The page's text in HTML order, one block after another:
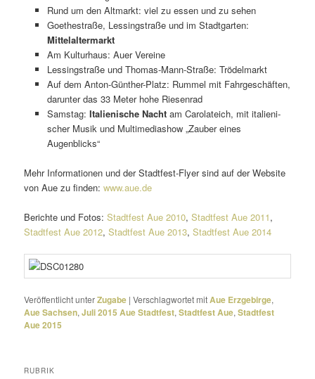
Rund um den Altmarkt: viel zu essen und zu sehen
Goethestraße, Lessingstraße und im Stadtgarten:
Mittelaltermarkt
Am Kulturhaus: Auer Vereine
Lessingstraße und Thomas-Mann-Straße: Trödelmarkt
Auf dem Anton-Günther-Platz: Rummel mit Fahrgeschäften,
darunter das 33 Meter hohe Riesenrad
Samstag: Italienische Nachtam Carolateich, mit italie­ni­
scher Musik und Multimediashow „Zauber eines
Augenblicks“
Mehr Informationen und der Stadtfest-Flyer sind auf der Website
von Aue zu finden:www.aue.de
Berichte und Fotos:Stadtfest Aue 2010,Stadtfest Aue 2011,
Stadtfest Aue 2012,Stadtfest Aue 2013,Stadtfest Aue 2014
Veröffentlicht unterZugabe |Verschlagwortet mitAue Erzgebirge,
Aue Sachsen,Juli 2015 Aue Stadtfest,Stadtfest Aue,Stadtfest
Aue 2015
RUBRIK